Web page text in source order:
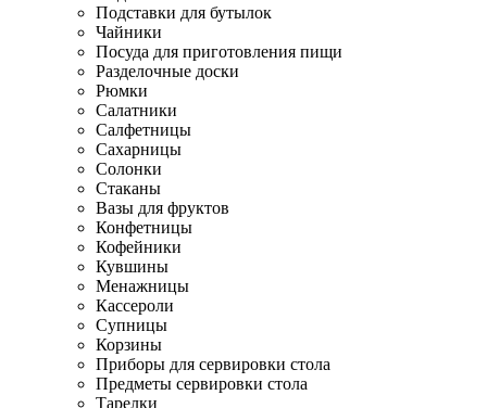
Подставки для бутылок
Чайники
Посуда для приготовления пищи
Разделочные доски
Рюмки
Салатники
Салфетницы
Сахарницы
Солонки
Стаканы
Вазы для фруктов
Конфетницы
Кофейники
Кувшины
Менажницы
Кассероли
Супницы
Корзины
Приборы для сервировки стола
Предметы сервировки стола
Тарелки